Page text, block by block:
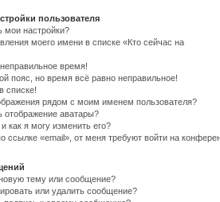
пользователя
мои настройки?
моего имени в списке «Кто сейчас на
время!
пояс, но время всё равно неправильное!
списке!
рядом с моим именем пользователя?
отображение аватары?
как я могу изменить его?
ссылке «email», от меня требуют войти на
тему или сообщение?
или удалить сообщение?